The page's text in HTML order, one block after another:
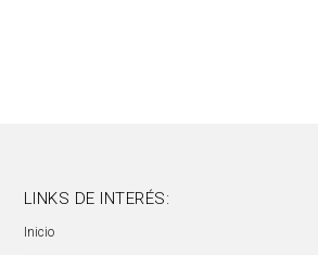
LINKS DE INTERÉS:
Inicio